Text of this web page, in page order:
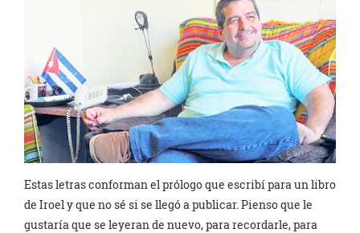
Estas letras conforman el prólogo que escribí para un libro
de Iroel y que no sé si se llegó a publicar. Pienso que le
gustaría que se leyeran de nuevo, para recordarle, para